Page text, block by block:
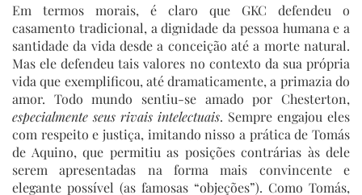
Em termos morais, é claro que GKC defendeu o
casamento tradicional, a dignidade da pessoa humana e a
santidade da vida desde a conceição até a morte natural.
Mas ele defendeu tais valores no contexto da sua própria
vida que exemplificou, até dramaticamente, a primazia do
amor. Todo mundo sentiu-se amado por Chesterton,
especialmente seus rivais intelectuais. Sempre engajou eles
com respeito e justiça, imitando nisso a prática de Tomás
de Aquino, que permitiu as posições contrárias às dele
serem apresentadas na forma mais convincente e
elegante possível (as famosas “objeções”). Como Tomás,